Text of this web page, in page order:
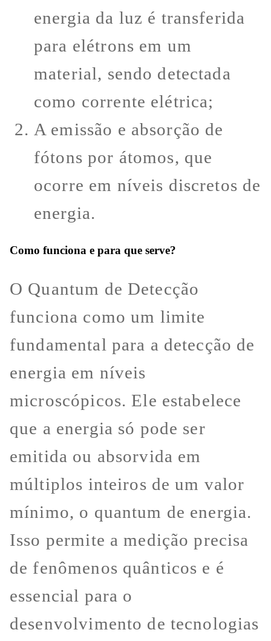
energia da luz é transferida
para elétrons em um
material, sendo detectada
como corrente elétrica;
A emissão e absorção de
fótons por átomos, que
ocorre em níveis discretos de
energia.
Como funciona e para que serve?
O Quantum de Detecção
funciona como um limite
fundamental para a detecção de
energia em níveis
microscópicos. Ele estabelece
que a energia só pode ser
emitida ou absorvida em
múltiplos inteiros de um valor
mínimo, o quantum de energia.
Isso permite a medição precisa
de fenômenos quânticos e é
essencial para o
desenvolvimento de tecnologias